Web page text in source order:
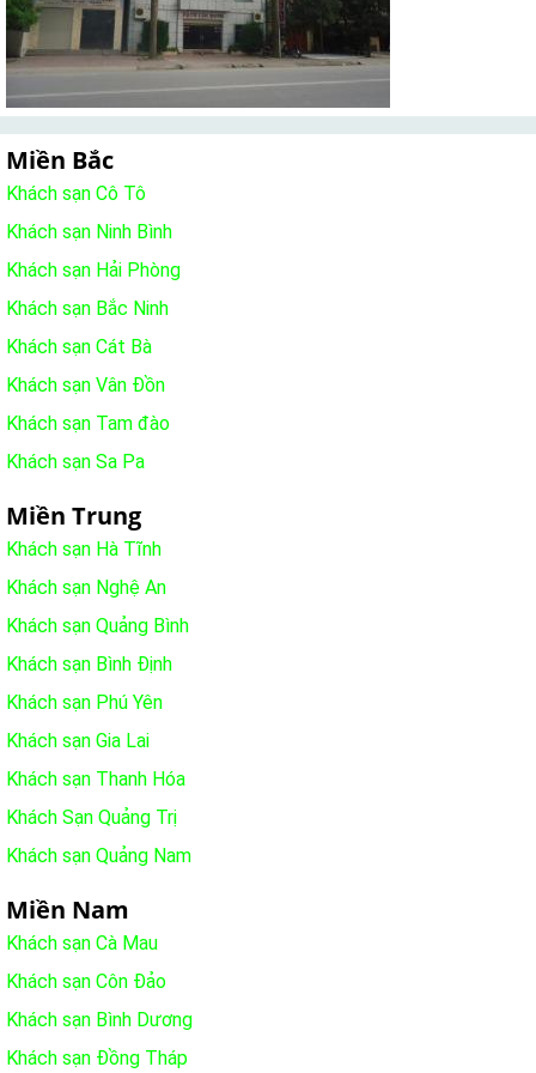
Miền Bắc
Khách sạn Cô Tô
Khách sạn Ninh Bình
Khách sạn Hải Phòng
Khách sạn Bắc Ninh
Khách sạn Cát Bà
Khách sạn Vân Đồn
Khách sạn Tam đào
Khách sạn Sa Pa
Miền Trung
Khách sạn Hà Tĩnh
Khách sạn Nghệ An
Khách sạn Quảng Bình
Khách sạn Bình Định
Khách sạn Phú Yên
Khách sạn Gia Lai
Khách sạn Thanh Hóa
Khách Sạn Quảng Trị
Khách sạn Quảng Nam
Miền Nam
Khách sạn Cà Mau
Khách sạn Côn Đảo
Khách sạn Bình Dương
Khách sạn Đồng Tháp